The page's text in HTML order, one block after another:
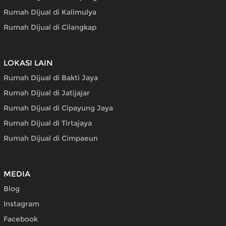
Rumah Dijual di Kalimulya
Rumah Dijual di Cilangkap
LOKASI LAIN
Rumah Dijual di Bakti Jaya
Rumah Dijual di Jatijajar
Rumah Dijual di Cipayung Jaya
Rumah Dijual di Tirtajaya
Rumah Dijual di Cimpaeun
MEDIA
Blog
Instagram
Facebook